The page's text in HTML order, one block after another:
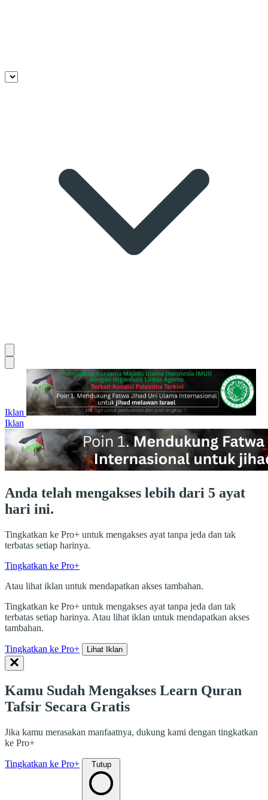
Iklan
Iklan
Anda telah mengakses lebih dari 5 ayat
hari ini.
Tingkatkan ke Pro+ untuk mengakses ayat tanpa jeda dan tak
terbatas setiap harinya.
Tingkatkan ke Pro+
Atau lihat iklan untuk mendapatkan akses tambahan.
Tingkatkan ke Pro+ untuk mengakses ayat tanpa jeda dan tak
terbatas setiap harinya. Atau lihat iklan untuk mendapatkan akses
tambahan.
Tingkatkan ke Pro+ Lihat Iklan
Kamu Sudah Mengakses Learn Quran
Tafsir Secara Gratis
Jika kamu merasakan manfaatnya, dukung kami dengan tingkatkan
ke Pro+
Tingkatkan ke Pro+ Tutup